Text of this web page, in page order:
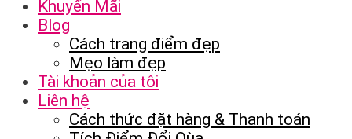
Khuyến Mãi
Blog
Cách trang điểm đẹp
Mẹo làm đẹp
Tài khoản của tôi
Liên hệ
Cách thức đặt hàng & Thanh toán